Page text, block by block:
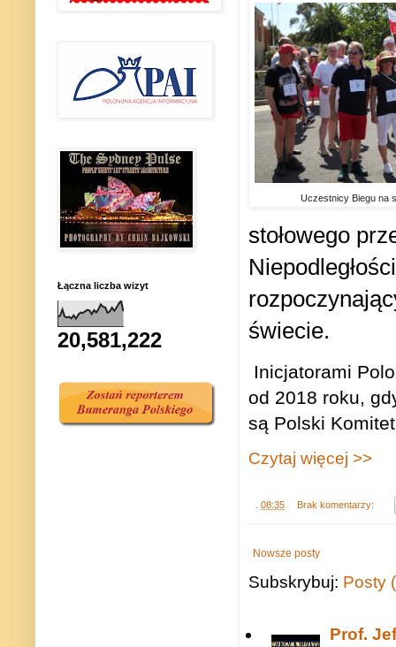
Uczestnicy Biegu na
stołowego
świecie.
Inicjatorami
od 2018 roku,
są Polski
Czytaj więcej >>
08:35 Brak komentarzy:
Nowsze posty
Subskrybuj: Posty
Prof.
Łączna liczba wizyt
20,581,222